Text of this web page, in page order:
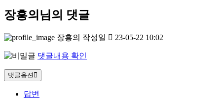
장흥의님의 댓글
장흥의 작성일 23-05-22 10:02
댓글내용 확인
댓글옵션
답변